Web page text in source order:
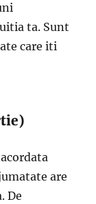
ta. Sunt
care iti
are
De